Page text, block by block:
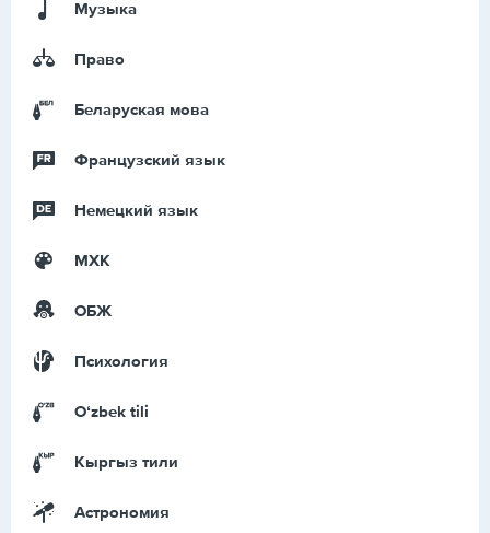
Музыка
Право
Беларуская мова
Французский язык
Немецкий язык
МХК
ОБЖ
Психология
Оʻzbek tili
Кыргыз тили
Астрономия